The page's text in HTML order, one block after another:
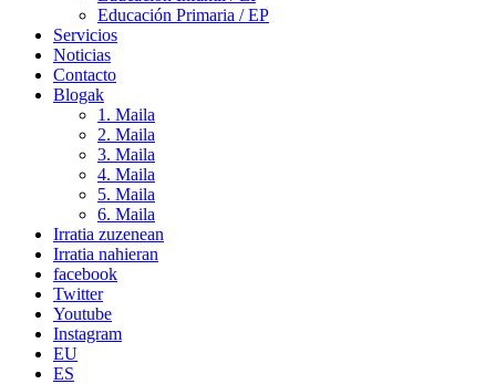
Educación Primaria / EP
Servicios
Noticias
Contacto
Blogak
1. Maila
2. Maila
3. Maila
4. Maila
5. Maila
6. Maila
Irratia zuzenean
Irratia nahieran
facebook
Twitter
Youtube
Instagram
EU
ES